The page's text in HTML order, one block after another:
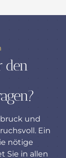
den
und
Ein
nötige
Sie in allen